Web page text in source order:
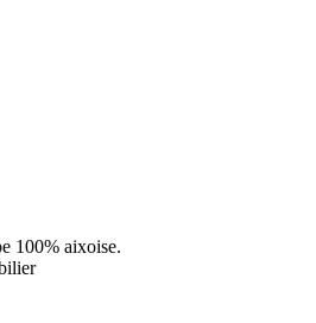
100% aixoise.